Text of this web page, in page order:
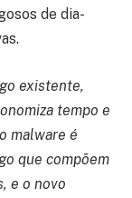
de dia-
existente,
tempo e
malware é
que compõem
e o novo